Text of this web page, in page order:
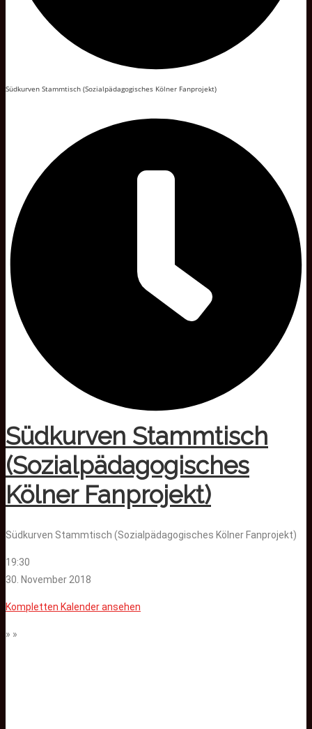
Südkurven Stammtisch (Sozialpädagogisches Kölner Fanprojekt)
Südkurven Stammtisch
(Sozialpädagogisches
Kölner Fanprojekt)
Südkurven Stammtisch (Sozialpädagogisches Kölner Fanprojekt)
19:30
30. November 2018
Kompletten Kalender ansehen
» »